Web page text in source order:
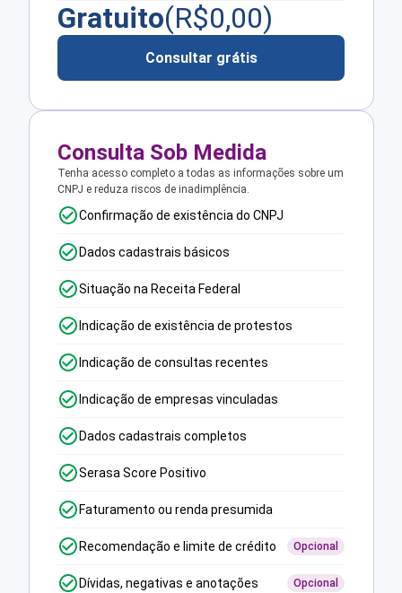
Gratuito(R$0,00)
Consultar grátis
Consulta Sob Medida
Tenha acesso completo a todas as informações sobre um
CNPJ e reduza riscos de inadimplência.
Confirmação de existência do CNPJ
Dados cadastrais básicos
Situação na Receita Federal
Indicação de existência de protestos
Indicação de consultas recentes
Indicação de empresas vinculadas
Dados cadastrais completos
Serasa Score Positivo
Faturamento ou renda presumida
Recomendação e limite de crédito Opcional
Dívidas, negativas e anotações Opcional